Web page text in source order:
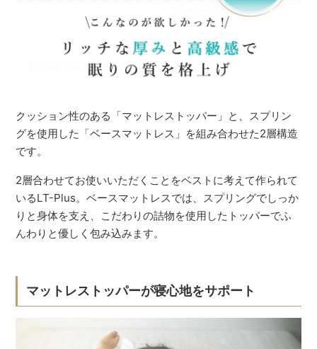
クッション性のある「マットレストッパー」と、スプリン
グを使用した「ベースマットレス」を組み合わせた2層構造
です。
2層合わせてお使いいただくことをベストに考えて作られて
いるLT-Plus。ベースマットレスでは、スプリングでしっか
りと身体を支え、こだわりの詰物を使用したトッパーでふ
んわりと優しく包み込みます。
マットレストッパーが寝心地をサポート